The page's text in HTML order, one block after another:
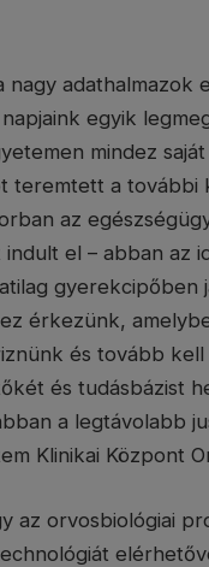
nagy
egyik
mindez
teremtett a további
az
el – abban az
érkezünk,
és tovább
és tudásbázist
a legtávolabb
Klinikai Központ
az orvosbiológiai